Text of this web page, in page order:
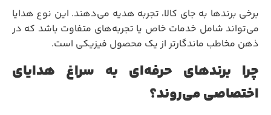
برخی برندها به جای کالا، تجربه هدیه می‌دهند. این نوع هدایا
می‌تواند شامل خدمات خاص یا تجربه‌های متفاوت باشد که در
ذهن مخاطب ماندگارتر از یک محصول فیزیکی است.
چرا برندهای حرفه‌ای به سراغ هدایای
اختصاصی می‌روند؟